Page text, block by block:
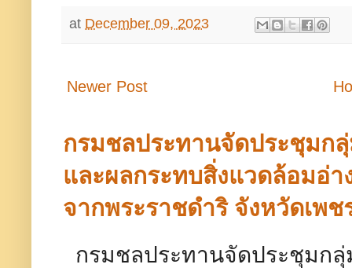
at December 09, 2023
Newer Post
กรมชลประทานจัดประชุมก
และผลกระทบสิ่งแวดล้อมอ่า
จากพระราชดำริ จังหวัดเพ
กรมชลประทานจัดประชุมก